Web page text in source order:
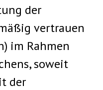
der
vertrauen
im Rahmen
soweit
der